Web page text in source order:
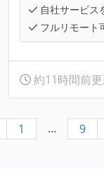
自社サービス
フルリモート
約11時間前
1 … 9